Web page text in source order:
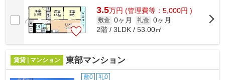
3.5万円 (管理費等：5,000円 )
敷金 0ヶ月 礼金 0ヶ月
2階 / 3LDK / 53.00㎡
賃貸 | マンション 東部マンション
敷0 礼0